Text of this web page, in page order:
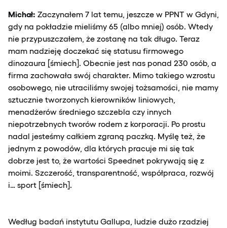
Michał: Zaczynałem 7 lat temu, jeszcze w PPNT w Gdyni,
gdy na pokładzie mieliśmy 65 (albo mniej) osób. Wtedy
nie przypuszczałem, że zostanę na tak długo. Teraz
mam nadzieję doczekać się statusu firmowego
dinozaura [śmiech]. Obecnie jest nas ponad 230 osób, a
firma zachowała swój charakter. Mimo takiego wzrostu
osobowego, nie utraciliśmy swojej tożsamości, nie mamy
sztucznie tworzonych kierowników liniowych,
menadżerów średniego szczebla czy innych
niepotrzebnych tworów rodem z korporacji. Po prostu
nadal jesteśmy całkiem zgraną paczką. Myślę też, że
jednym z powodów, dla których pracuje mi się tak
dobrze jest to, że wartości Speednet pokrywają się z
moimi. Szczerość, transparentność, współpraca, rozwój
i… sport [śmiech].
Według badań instytutu Gallupa, ludzie dużo rzadziej